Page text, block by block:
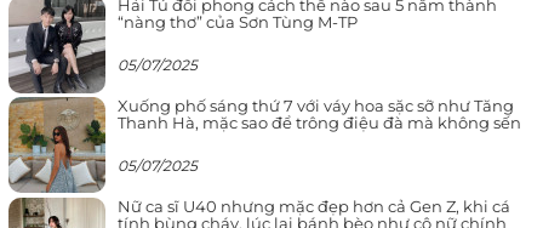
Hải Tú đổi phong cách thế nào sau 5 năm thành
“nàng thơ” của Sơn Tùng M-TP
05/07/2025
Xuống phố sáng thứ 7 với váy hoa sặc sỡ như Tăng
Thanh Hà, mặc sao để trông điệu đà mà không sến
05/07/2025
Nữ ca sĩ U40 nhưng mặc đẹp hơn cả Gen Z, khi cá
tính bùng cháy, lúc lại bánh bèo như cô nữ chính